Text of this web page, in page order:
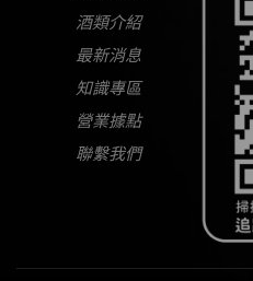
酒類介紹
最新消息
知識專區
營業據點
聯繫我們